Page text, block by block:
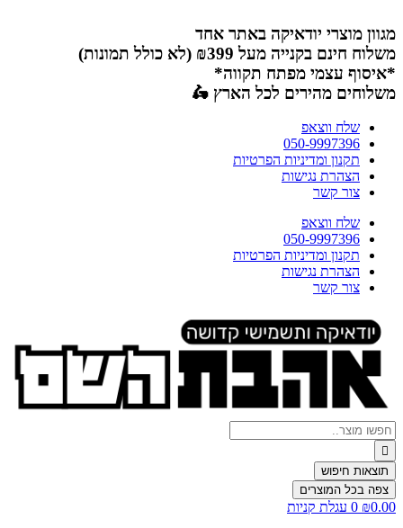
לתוכן
מגוון מוצרי יודאיקה באתר אחד
משלוח חינם בקנייה מעל ₪399 (לא כולל תמונות)
*איסוף עצמי מפתח תקווה*
משלוחים מהירים לכל הארץ 🛵
שלח ווצאפ
050-9997396
תקנון ומדיניות הפרטיות
הצהרת נגישות
צור קשר
שלח ווצאפ
050-9997396
תקנון ומדיניות הפרטיות
הצהרת נגישות
צור קשר
Search
...
תוצאות חיפוש
צפה בכל המוצרים
₪0.00
0 עגלת קניות